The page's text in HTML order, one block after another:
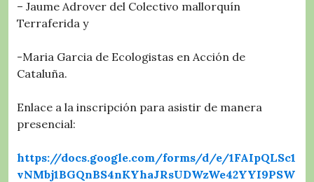
– Jaume Adrover del Colectivo mallorquín
Terraferida y
-Maria Garcia de Ecologistas en Acción de
Cataluña.
Enlace a la inscripción para asistir de manera
presencial:
https://docs.google.com/forms/d/e/1FAIpQLSc1
vNMbj1BGQnBS4nKYhaJRsUDWzWe42YYI9PSW